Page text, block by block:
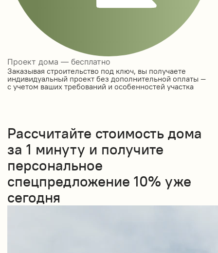
Проект дома — бесплатно
Заказывая строительство под ключ, вы получаете
индивидуальный проект без дополнительной оплаты —
с учетом ваших требований и особенностей участка
Рассчитайте стоимость дома
за 1 минуту и получите
персональное
спецпредложение 10% уже
сегодня